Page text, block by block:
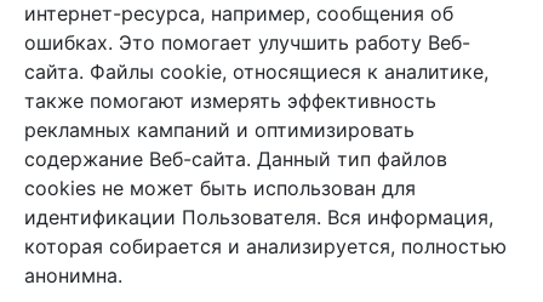
интернет-ресурса, например, сообщения об
ошибках. Это помогает улучшить работу Веб-
сайта. Файлы cookie, относящиеся к аналитике,
также помогают измерять эффективность
рекламных кампаний и оптимизировать
содержание Веб-сайта. Данный тип файлов
cookies не может быть использован для
идентификации Пользователя. Вся информация,
которая собирается и анализируется, полностью
анонимна.